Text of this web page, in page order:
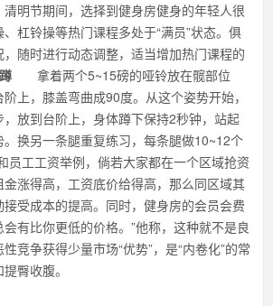
明节期间，选择到健身房健身的年轻人很
杠铃操等热门课程多处于“满员”状态。俱
随时进行动态调整，适当增加热门课程的
拿着两个5~15磅的哑铃放在髋部位
上，膝盖弯曲成90度。从这个姿势开始，
放到台阶上，身体蹲下保持2秒钟，站起
换另一条腿重复练习，每条腿做10~12个
员工工资举例，倘若大家都在一个区域抢资
涨得高，工资底价给得高，那么同区域其
受成本的提高。同时，健身房的会员会费
有比你更低的价格。”他称，这种就不是良
竞争获得少量市场“优势”，是“内卷化”的常
提臀收腹。